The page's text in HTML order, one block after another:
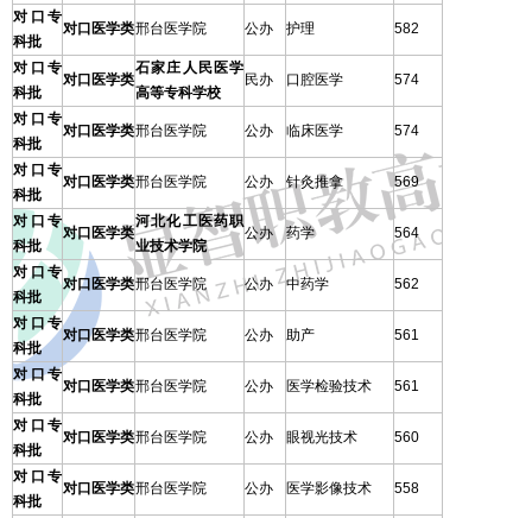
对口专
科批
对口医学类邢台医学院 公办 护理 582
对口专
科批
对口医学类
石家庄人民医学
高等专科学校
民办 口腔医学 574
对口专
科批
对口医学类邢台医学院 公办 临床医学 574
对口专
科批
对口医学类邢台医学院 公办 针灸推拿 569
对口专
科批
对口医学类
河北化工医药职
业技术学院
公办 药学 564
对口专
科批
对口医学类邢台医学院 公办 中药学 562
对口专
科批
对口医学类邢台医学院 公办 助产 561
对口专
科批
对口医学类邢台医学院 公办 医学检验技术 561
对口专
科批
对口医学类邢台医学院 公办 眼视光技术 560
对口专
科批
对口医学类邢台医学院 公办 医学影像技术 558